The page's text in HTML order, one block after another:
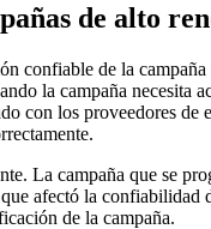
de alto
confiable de la
la campaña necesita
con los proveedores
La campaña que se
afectó la
de la campaña.